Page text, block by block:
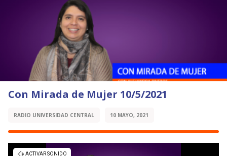
Con Mirada de Mujer 10/5/2021
RADIO UNIVERSIDAD CENTRAL 10 MAYO, 2021